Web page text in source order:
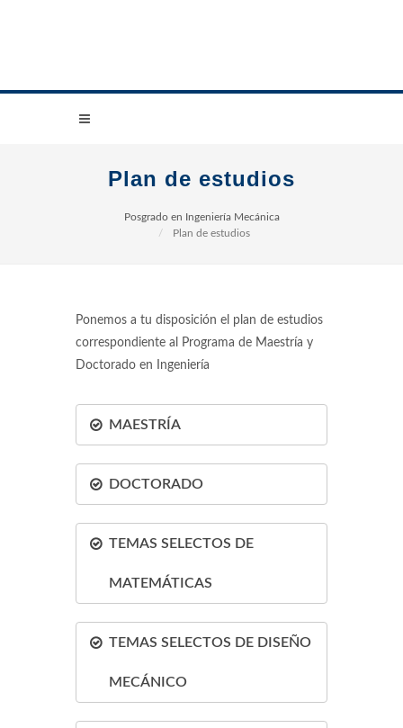
Plan de estudios
Posgrado en Ingeniería Mecánica
Plan de estudios
Ponemos a tu disposición el plan de estudios
correspondiente al Programa de Maestría y
Doctorado en Ingeniería
MAESTRÍA
DOCTORADO
TEMAS SELECTOS DE
MATEMÁTICAS
TEMAS SELECTOS DE DISEÑO
MECÁNICO